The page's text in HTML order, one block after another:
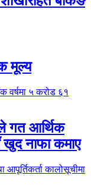
मूल्य
गत आर्थिक
खुद नाफा कमाए